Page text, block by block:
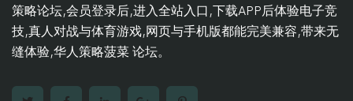
策略论坛,会员登录后,进入全站入口,下载APP后体验电子竞
技,真人对战与体育游戏,网页与手机版都能完美兼容,带来无
缝体验,华人策略菠菜 论坛。